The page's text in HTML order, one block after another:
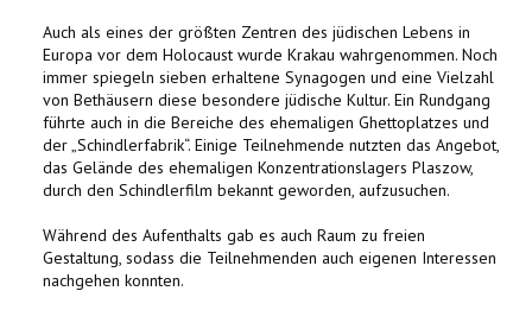
Auch als eines der größten Zentren des jüdischen Lebens in
Europa vor dem Holocaust wurde Krakau wahrgenommen. Noch
immer spiegeln sieben erhaltene Synagogen und eine Vielzahl
von Bethäusern diese besondere jüdische Kultur. Ein Rundgang
führte auch in die Bereiche des ehemaligen Ghettoplatzes und
der „Schindlerfabrik“. Einige Teilnehmende nutzten das Angebot,
das Gelände des ehemaligen Konzentrationslagers Plaszow,
durch den Schindlerfilm bekannt geworden, aufzusuchen.
Während des Aufenthalts gab es auch Raum zu freien
Gestaltung, sodass die Teilnehmenden auch eigenen Interessen
nachgehen konnten.